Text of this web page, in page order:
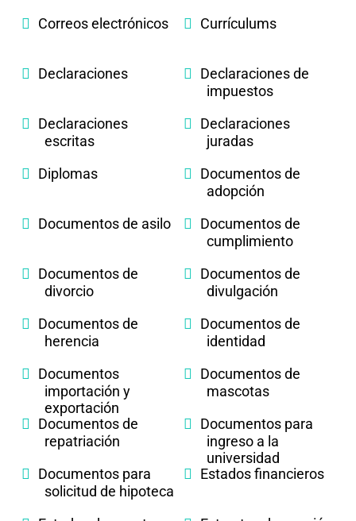
Correos electrónicos
Currículums
Declaraciones
Declaraciones de
impuestos
Declaraciones
escritas
Declaraciones
juradas
Diplomas
Documentos de
adopción
Documentos de asilo
Documentos de
cumplimiento
Documentos de
divorcio
Documentos de
divulgación
Documentos de
herencia
Documentos de
identidad
Documentos
importación y
exportación
Documentos de
mascotas
Documentos de
repatriación
Documentos para
ingreso a la
universidad
Documentos para
solicitud de hipoteca
Estados financieros